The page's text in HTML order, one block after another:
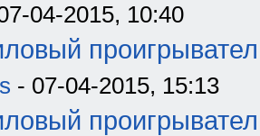
04-2015, 10:40
- 07-04-2015, 15:13